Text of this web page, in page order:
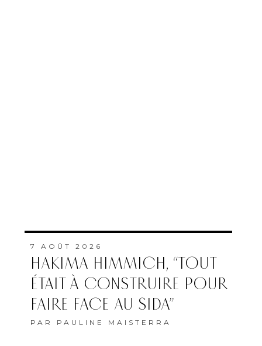
7 AOÛT 2026
HAKIMA HIMMICH, “TOUT
ÉTAIT À CONSTRUIRE POUR
FAIRE FACE AU SIDA”
PAR PAULINE MAISTERRA